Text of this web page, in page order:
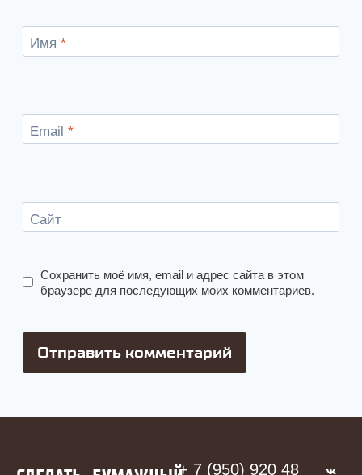
Имя *
Email *
Сайт
Сохранить моё имя, email и адрес сайта в этом
браузере для последующих моих комментариев.
+ 7 (950) 920 48